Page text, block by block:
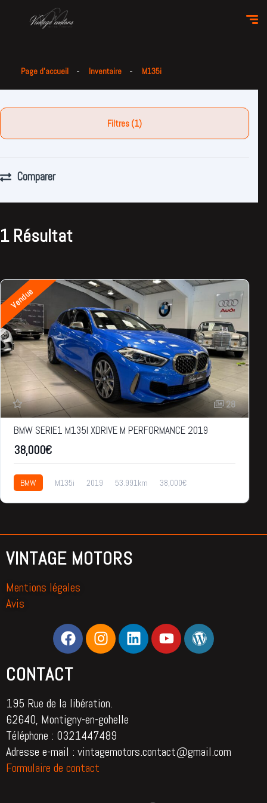
Page d'accueil Inventaire M135i
Filtres (1)
Comparer
1 Résultat
Vendue
28
BMW SERIE1 M135I XDRIVE M PERFORMANCE 2019
38,000€
BMW M135i 2019 53.991km 38,000€
VINTAGE MOTORS
Mentions légales
Avis
CONTACT
195 Rue de la libération.
62640, Montigny-en-gohelle
Téléphone : 0321447489
Adresse e-mail : vintagemotors.contact@gmail.com
Formulaire de contact